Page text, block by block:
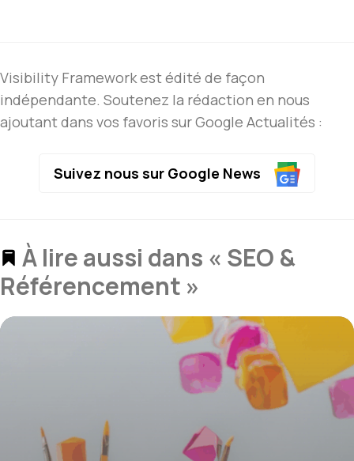
Visibility Framework est édité de façon
indépendante. Soutenez la rédaction en nous
ajoutant dans vos favoris sur Google Actualités :
Suivez nous sur Google News
À lire aussi dans « SEO &
Référencement »